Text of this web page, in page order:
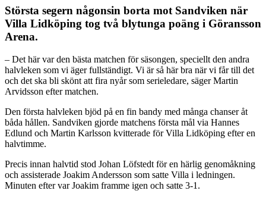
Största segern någonsin borta mot Sandviken när
Villa Lidköping tog två blytunga poäng i Göransson
Arena.
– Det här var den bästa matchen för säsongen, speciellt den andra
halvleken som vi äger fullständigt. Vi är så här bra när vi får till det
och det ska bli skönt att fira nyår som serieledare, säger Martin
Arvidsson efter matchen.
Den första halvleken bjöd på en fin bandy med många chanser åt
båda hållen. Sandviken gjorde matchens första mål via Hannes
Edlund och Martin Karlsson kvitterade för Villa Lidköping efter en
halvtimme.
Precis innan halvtid stod Johan Löfstedt för en härlig genomåkning
och assisterade Joakim Andersson som satte Villa i ledningen.
Minuten efter var Joakim framme igen och satte 3-1.